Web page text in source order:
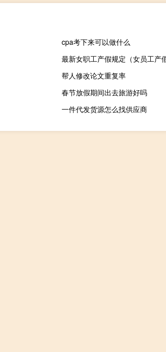
cpa考下来可以做什么
最新女职工产假规定（女员工产
帮人修改论文重复率
春节放假期间出去旅游好吗
一件代发货源怎么找供应商